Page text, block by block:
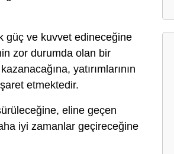
güç ve kuvvet edineceğine
zor durumda olan bir
yatırımlarının
etmektedir.
eline geçen
iyi zamanlar geçireceğine